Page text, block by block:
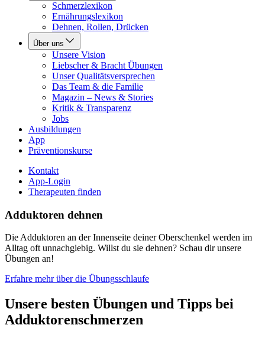
Schmerzlexikon
Ernährungslexikon
Dehnen, Rollen, Drücken
Über uns
Unsere Vision
Liebscher & Bracht Übungen
Unser Qualitätsversprechen
Das Team & die Familie
Magazin – News & Stories
Kritik & Transparenz
Jobs
Ausbildungen
App
Präventionskurse
Kontakt
App-Login
Therapeuten finden
Adduktoren dehnen
Die Adduktoren an der Innenseite deiner Oberschenkel werden im
Alltag oft unnachgiebig. Willst du sie dehnen? Schau dir unsere
Übungen an!
Erfahre mehr über die Übungsschlaufe
Unsere besten Übungen und Tipps bei
Adduktorenschmerzen